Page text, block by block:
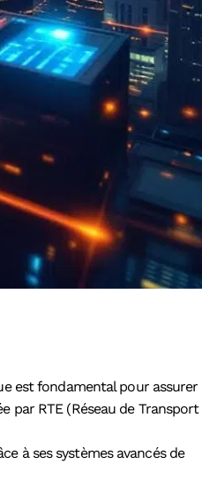
est fondamental pour assurer
par RTE (Réseau de Transport
à ses systèmes avancés de